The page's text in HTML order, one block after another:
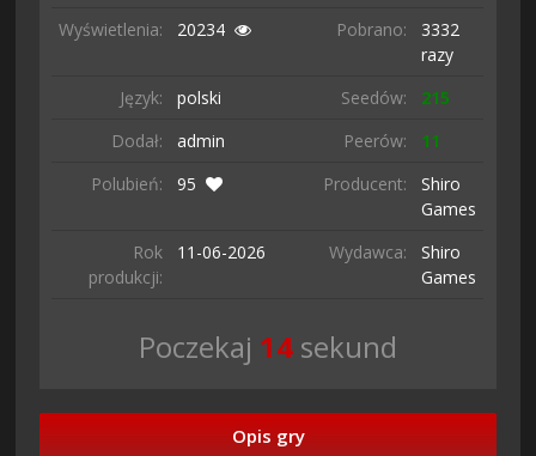
Wyświetlenia: 20234 Pobrano:
3332
razy
Język:
polski Seedów:
215
Dodał:
admin Peerów:
11
Polubień:
95 Producent:
Shiro
Games
Rok
produkcji:
11-06-2026 Wydawca:
Shiro
Games
Poczekaj 13 sekund
Opis gry